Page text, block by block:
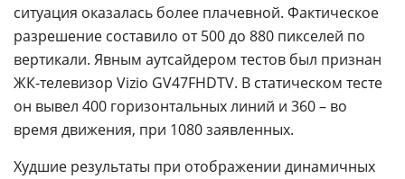
ситуация оказалась более плачевной. Фактическое
разрешение составило от 500 до 880 пикселей по
вертикали. Явным аутсайдером тестов был признан
ЖК-телевизор Vizio GV47FHDTV. В статическом тесте
он вывел 400 горизонтальных линий и 360 – во
время движения, при 1080 заявленных.
Худшие результаты при отображении динамичных